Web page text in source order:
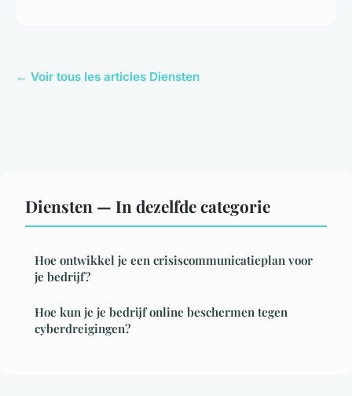
← Voir tous les articles Diensten
Diensten — In dezelfde categorie
Hoe ontwikkel je een crisiscommunicatieplan voor
je bedrijf?
Hoe kun je je bedrijf online beschermen tegen
cyberdreigingen?